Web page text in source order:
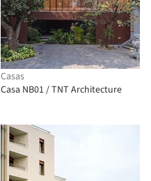
Casas
Casa NB01 / TNT Architecture